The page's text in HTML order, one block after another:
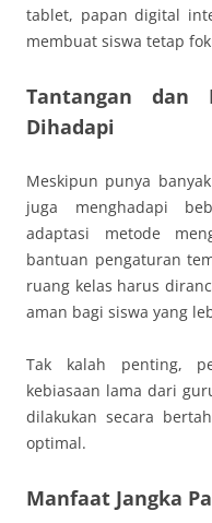
tablet, papan digital
membuat siswa tetap
Tantangan dan
Dihadapi
Meskipun punya
juga menghadapi
adaptasi metode
bantuan pengaturan
ruang kelas harus
aman bagi siswa yang
Tak kalah penting,
kebiasaan lama dari
dilakukan secara
optimal.
Manfaat Jangka